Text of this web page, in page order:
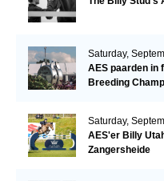
Saturday,
AES paarden in
Breeding
Saturday,
AES'er Billy
Zangersheide